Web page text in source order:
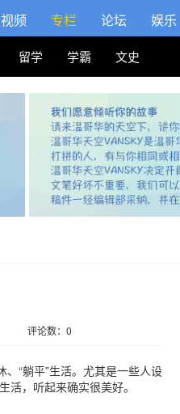
视频 专栏 论坛 娱乐
留学 学霸 文史
评论数：0
“躺平”生活。尤其是一些人设
，听起来确实很美好。